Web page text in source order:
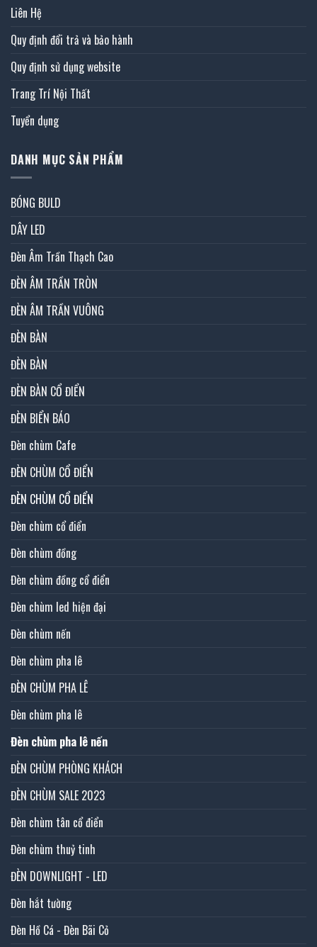
Liên Hệ
Quy định đổi trả và bảo hành
Quy định sử dụng website
Trang Trí Nội Thất
Tuyển dụng
DANH MỤC SẢN PHẨM
BÓNG BULD
DÂY LED
Đèn Âm Trần Thạch Cao
ĐÈN ÂM TRẦN TRÒN
ĐÈN ÂM TRẦN VUÔNG
ĐÈN BÀN
ĐÈN BÀN
ĐÈN BÀN CỔ ĐIỂN
ĐÈN BIỂN BÁO
Đèn chùm Cafe
ĐÈN CHÙM CỔ ĐIỂN
ĐÈN CHÙM CỔ ĐIỂN
Đèn chùm cổ điển
Đèn chùm đồng
Đèn chùm đồng cổ điển
Đèn chùm led hiện đại
Đèn chùm nến
Đèn chùm pha lê
ĐÈN CHÙM PHA LÊ
Đèn chùm pha lê
Đèn chùm pha lê nến
ĐÈN CHÙM PHÒNG KHÁCH
ĐÈN CHÙM SALE 2023
Đèn chùm tân cổ điển
Đèn chùm thuỷ tinh
ĐÈN DOWNLIGHT - LED
Đèn hắt tường
Đèn Hồ Cá - Đèn Bãi Cỏ